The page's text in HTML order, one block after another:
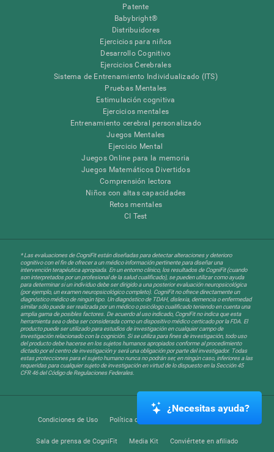
Patente
Babybright®
Distribuidores
Ejercicios para niños
Desarrollo Cognitivo
Ejercicios Cerebrales
Sistema de Entrenamiento Individualizado (ITS)
Pruebas Mentales
Estimulación cognitiva
Ejercicios mentales
Entrenamiento cerebral personalizado
Juegos Mentales
Ejercicio Mental
Juegos Online para la memoria
Juegos Matemáticos Divertidos
Comprensión lectora
Niños con altas capacidades
Retos mentales
CI Test
* Las evaluaciones de CogniFit están diseñadas para detectar alteraciones y deterioro
cognitivo con el fin de ofrecer a un médico información pertinente para diseñar una
intervención terapéutica apropiada. En un entorno clínico, los resultados de CogniFit (cuando
son interpretados por un profesional de la salud cualificado), se pueden utilizar como ayuda
para determinar si un individuo debe ser dirigido a una posterior evaluación neuropsicológica
(por ejemplo, un examen neuropsicológico completo). CogniFit no ofrece directamente un
diagnóstico médico de ningún tipo. Un diagnóstico de TDAH, dislexia, demencia o enfermedad
similar sólo puede ser realizada por un médico o psicólogo cualificado teniendo en cuenta una
amplia gama de posibles factores. De acuerdo al uso indicado, CogniFit no indica que esta
herramienta sea o deba ser considerada como un dispositivo médico certicado por la FDA. El
producto puede ser utilizado para estudios de investigación en cualquier campo de
investigación relacionado con la cognición. Si se utiliza para fines de investigación, todo uso
del producto debe hacerse en los sujetos humanos apropiados conforme al procedimiento
dictado por el centro de investigación y será una obligación por parte del investigador. Todas
estas protecciones para el sujeto humano nunca no podrán ser, en ningún caso, inferiores a las
requeridas para cualquier sujeto de investigación en virtud de lo dispuesto en la Sección 45
CFR 46 del Código de Regulaciones Federales.
Condiciones de Uso Política de Privacidad
Sala de prensa de CogniFit Media Kit Conviértete en afiliado
¿Necesitas ayuda?